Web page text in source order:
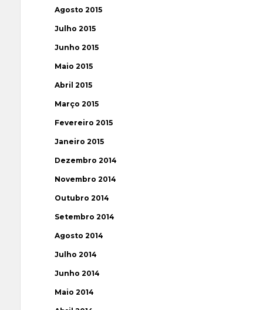
Agosto 2015
Julho 2015
Junho 2015
Maio 2015
Abril 2015
Março 2015
Fevereiro 2015
Janeiro 2015
Dezembro 2014
Novembro 2014
Outubro 2014
Setembro 2014
Agosto 2014
Julho 2014
Junho 2014
Maio 2014